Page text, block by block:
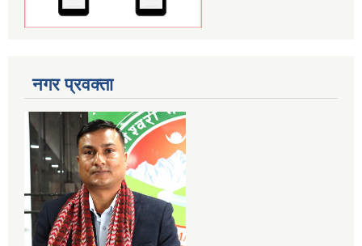
नगर प्रवक्ता